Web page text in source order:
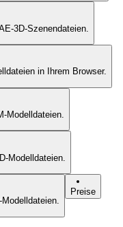
3D-Szenendateien.
in Ihrem Browser.
Modelldateien.
Modelldateien.
Preise